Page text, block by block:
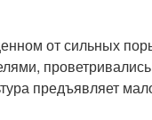
от сильных
предъявляет